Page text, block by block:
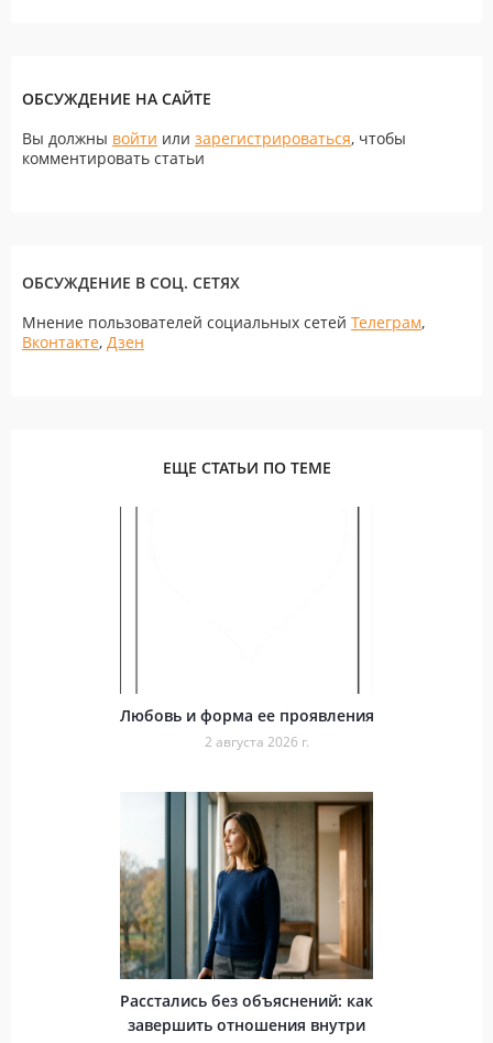
ОБСУЖДЕНИЕ НА САЙТЕ
Вы должны войти или зарегистрироваться, чтобы
комментировать статьи
ОБСУЖДЕНИЕ В СОЦ. СЕТЯХ
Мнение пользователей социальных сетей Телеграм,
Вконтакте, Дзен
ЕЩЕ СТАТЬИ ПО ТЕМЕ
Любовь и форма ее проявления
2 августа 2026 г.
Расстались без объяснений: как
завершить отношения внутри